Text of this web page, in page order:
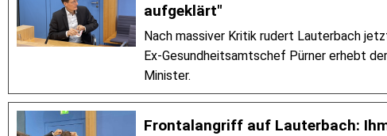
aufgeklärt"
Nach massiver Kritik rudert Lauterbach
Ex-Gesundheitsamtschef Pürner erhebt
Minister.
Frontalangriff auf Lauterbach: